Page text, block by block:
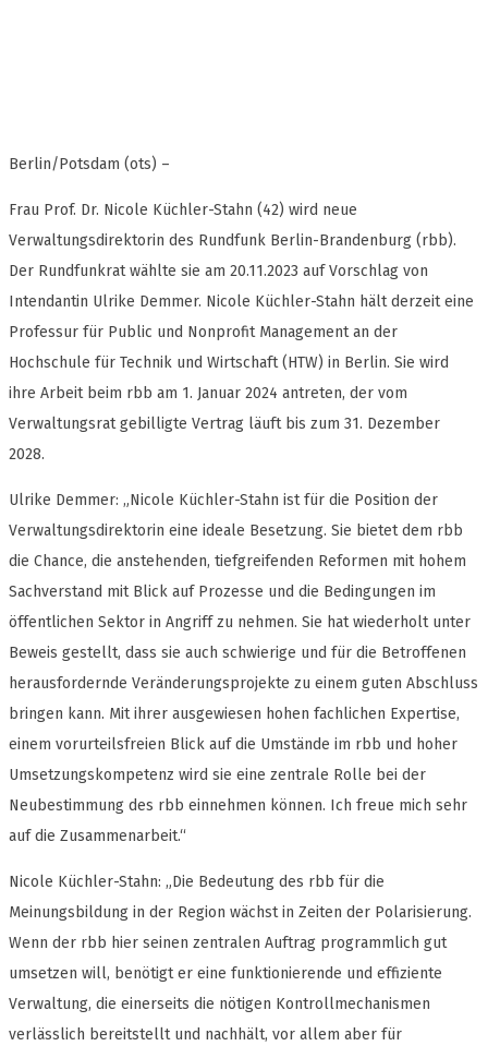
Berlin/Potsdam (ots) –
Frau Prof. Dr. Nicole Küchler-Stahn (42) wird neue
Verwaltungsdirektorin des Rundfunk Berlin-Brandenburg (rbb).
Der Rundfunkrat wählte sie am 20.11.2023 auf Vorschlag von
Intendantin Ulrike Demmer. Nicole Küchler-Stahn hält derzeit eine
Professur für Public und Nonprofit Management an der
Hochschule für Technik und Wirtschaft (HTW) in Berlin. Sie wird
ihre Arbeit beim rbb am 1. Januar 2024 antreten, der vom
Verwaltungsrat gebilligte Vertrag läuft bis zum 31. Dezember
2028.
Ulrike Demmer: „Nicole Küchler-Stahn ist für die Position der
Verwaltungsdirektorin eine ideale Besetzung. Sie bietet dem rbb
die Chance, die anstehenden, tiefgreifenden Reformen mit hohem
Sachverstand mit Blick auf Prozesse und die Bedingungen im
öffentlichen Sektor in Angriff zu nehmen. Sie hat wiederholt unter
Beweis gestellt, dass sie auch schwierige und für die Betroffenen
herausfordernde Veränderungsprojekte zu einem guten Abschluss
bringen kann. Mit ihrer ausgewiesen hohen fachlichen Expertise,
einem vorurteilsfreien Blick auf die Umstände im rbb und hoher
Umsetzungskompetenz wird sie eine zentrale Rolle bei der
Neubestimmung des rbb einnehmen können. Ich freue mich sehr
auf die Zusammenarbeit.“
Nicole Küchler-Stahn: „Die Bedeutung des rbb für die
Meinungsbildung in der Region wächst in Zeiten der Polarisierung.
Wenn der rbb hier seinen zentralen Auftrag programmlich gut
umsetzen will, benötigt er eine funktionierende und effiziente
Verwaltung, die einerseits die nötigen Kontrollmechanismen
verlässlich bereitstellt und nachhält, vor allem aber für